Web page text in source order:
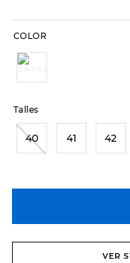
COLOR
Talles
40 41 42
VER